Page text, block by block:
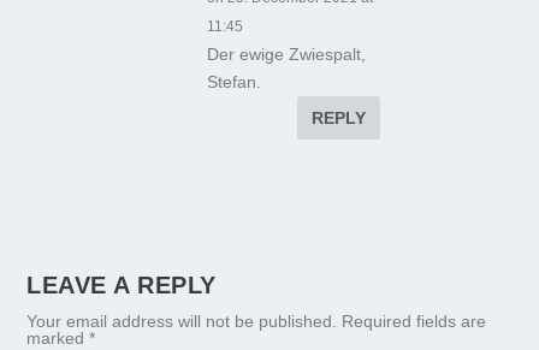
11:45
Der ewige Zwiespalt,
Stefan.
REPLY
LEAVE A REPLY
Your email address will not be published. Required fields are
marked*